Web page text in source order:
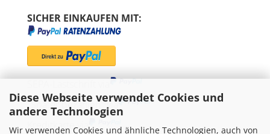
Diese Webseite verwendet Cookies und
andere Technologien
Wir verwenden Cookies und ähnliche Technologien, auch von
SICHER EINKAUFEN MIT:
"Später bezahlen" via
Kreditkarte via